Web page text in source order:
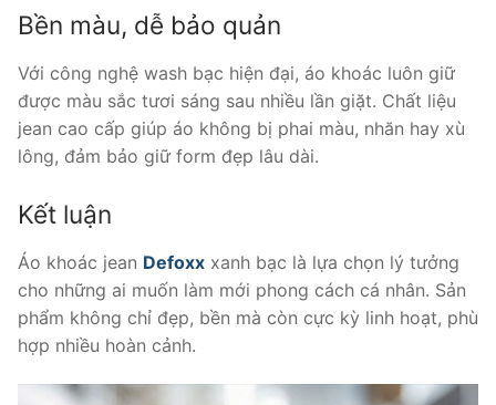
Bền màu, dễ bảo quản
Với công nghệ wash bạc hiện đại, áo khoác luôn giữ
được màu sắc tươi sáng sau nhiều lần giặt. Chất liệu
jean cao cấp giúp áo không bị phai màu, nhăn hay xù
lông, đảm bảo giữ form đẹp lâu dài.
Kết luận
Áo khoác jean Defoxx xanh bạc là lựa chọn lý tưởng
cho những ai muốn làm mới phong cách cá nhân. Sản
phẩm không chỉ đẹp, bền mà còn cực kỳ linh hoạt, phù
hợp nhiều hoàn cảnh.